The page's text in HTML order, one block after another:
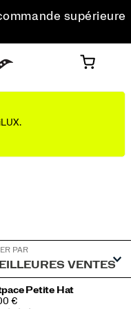
supérieure
les commandes
-10%
PAR
Petite Hat
€